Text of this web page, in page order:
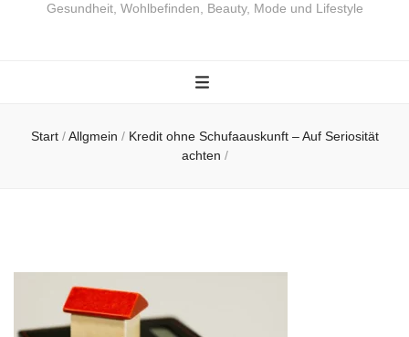
Gesundheit, Wohlbefinden, Beauty, Mode und Lifestyle
Start / Allgmein / Kredit ohne Schufaauskunft – Auf Seriosität
achten /